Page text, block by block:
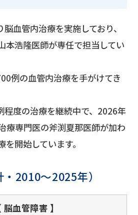
血管内治療を実施しており、
本浩隆医師が専任で担当してい
例の血管内治療を手がけてき
程度の治療を継続中で、2026年
療専門医の斧渕夏那医師が加わ
開始しています。
2010～2025年）
脳血管障害 】